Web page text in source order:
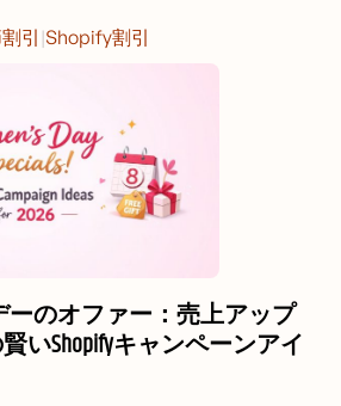
引 |Shopify割引
ーのオファー：売上アップ
いShopifyキャンペーンアイ